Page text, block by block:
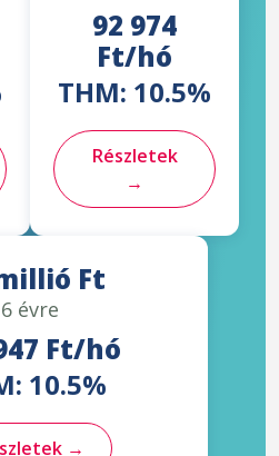
92 974
Ft/hó
THM: 10.5%
Részletek
→
Ft
6 évre
Ft/hó
10.5%
→